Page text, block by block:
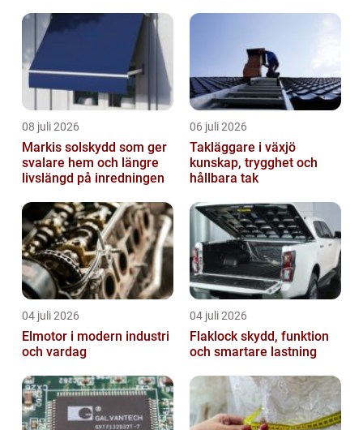
08 juli 2026
Markis solskydd som ger
svalare hem och längre
livslängd på inredningen
06 juli 2026
Takläggare i växjö
kunskap, trygghet och
hållbara tak
04 juli 2026
Elmotor i modern industri
och vardag
04 juli 2026
Flaklock skydd, funktion
och smartare lastning